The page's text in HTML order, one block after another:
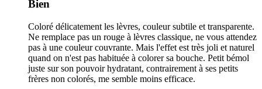
Bien
Coloré délicatement les lèvres, couleur subtile et transparente.
Ne remplace pas un rouge à lèvres classique, ne vous attendez
pas à une couleur couvrante. Mais l'effet est très joli et naturel
quand on n'est pas habituée à colorer sa bouche. Petit bémol
juste sur son pouvoir hydratant, contrairement à ses petits
frères non colorés, me semble moins efficace.